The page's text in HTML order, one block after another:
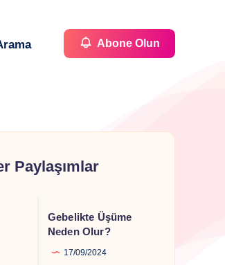
Abone Olun
Paylaşımlar
Gebelikte Üşüme
Neden Olur?
17/09/2024